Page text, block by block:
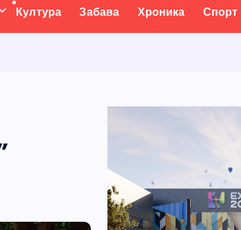
Култура Забава Хроника Спорт